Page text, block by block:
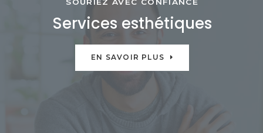
Services esthétiques
EN SAVOIR PLUS